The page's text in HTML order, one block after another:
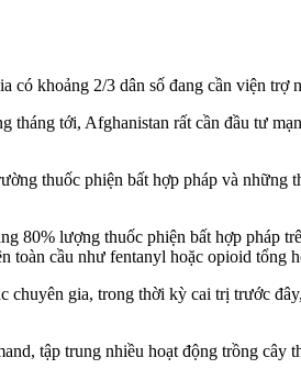
có khoảng 2/3 dân số đang cần viện trợ
tới, Afghanistan rất cần đầu tư
thuốc phiện bất hợp pháp và những
lượng thuốc phiện bất hợp pháp
toàn cầu như fentanyl hoặc opioid tổng
gia, trong thời kỳ cai trị trước
tập trung nhiều hoạt động trồng